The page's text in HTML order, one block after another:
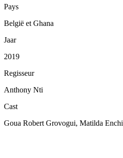
Pays
België et Ghana
Jaar
2019
Regisseur
Anthony Nti
Cast
Goua Robert Grovogui, Matilda